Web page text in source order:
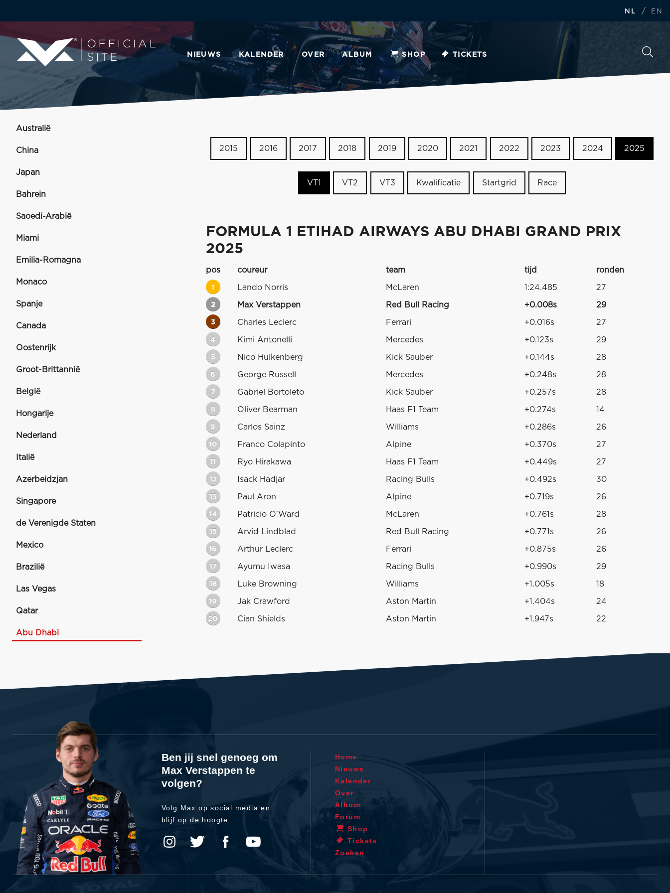
NL / EN
NIEUWS KALENDER OVER ALBUM SHOP TICKETS
Australië
China
Japan
Bahrein
Saoedi-Arabië
Miami
Emilia-Romagna
Monaco
Spanje
Canada
Oostenrijk
Groot-Brittannië
België
Hongarije
Nederland
Italië
Azerbeidzjan
Singapore
de Verenigde Staten
Mexico
Brazilië
Las Vegas
Qatar
Abu Dhabi
2015 2016 2017 2018 2019 2020 2021 2022 2023 2024 2025
VT1 VT2 VT3 Kwalificatie Startgrid Race
FORMULA 1 ETIHAD AIRWAYS ABU DHABI GRAND PRIX
2025
pos coureur team tijd ronden
1 Lando Norris McLaren 1:24.485 27
2 Max Verstappen Red Bull Racing +0.008s 29
3 Charles Leclerc Ferrari +0.016s 27
4 Kimi Antonelli Mercedes +0.123s 29
5 Nico Hulkenberg Kick Sauber +0.144s 28
6 George Russell Mercedes +0.248s 28
7 Gabriel Bortoleto Kick Sauber +0.257s 28
8 Oliver Bearman Haas F1 Team +0.274s 14
9 Carlos Sainz Williams +0.286s 26
10 Franco Colapinto Alpine +0.370s 27
11 Ryo Hirakawa Haas F1 Team +0.449s 27
12 Isack Hadjar Racing Bulls +0.492s 30
13 Paul Aron Alpine +0.719s 26
14 Patricio O'Ward McLaren +0.761s 28
15 Arvid Lindblad Red Bull Racing +0.771s 26
16 Arthur Leclerc Ferrari +0.875s 26
17 Ayumu Iwasa Racing Bulls +0.990s 29
18 Luke Browning Williams +1.005s 18
19 Jak Crawford Aston Martin +1.404s 24
20 Cian Shields Aston Martin +1.947s 22
Ben jij snel genoeg om
Max Verstappen te
volgen?
Volg Max op social media en
blijf op de hoogte.
Home
Nieuws
Kalender
Over
Album
Forum
Shop
Tickets
Zoeken